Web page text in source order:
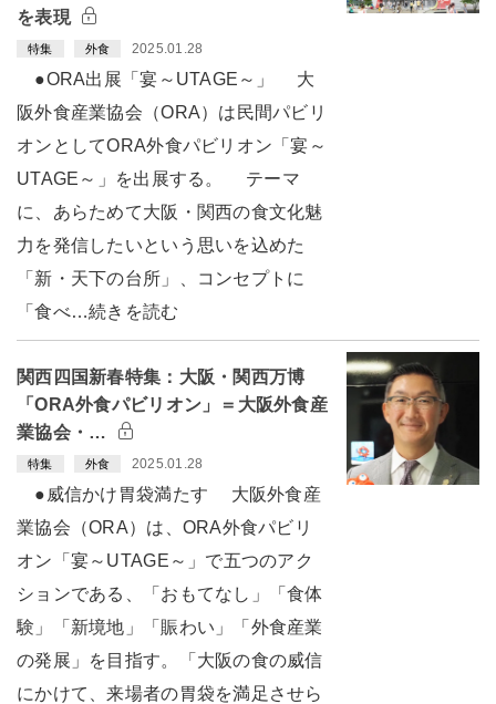
を表現
特集 外食 2025.01.28
●ORA出展「宴～UTAGE～」 大
阪外食産業協会（ORA）は民間パビリ
オンとしてORA外食パビリオン「宴～
UTAGE～」を出展する。 テーマ
に、あらためて大阪・関西の食文化魅
力を発信したいという思いを込めた
「新・天下の台所」、コンセプトに
「食べ…続きを読む
関西四国新春特集：大阪・関西万博
「ORA外食パビリオン」＝大阪外食産
業協会・…
特集 外食 2025.01.28
●威信かけ胃袋満たす 大阪外食産
業協会（ORA）は、ORA外食パビリ
オン「宴～UTAGE～」で五つのアク
ションである、「おもてなし」「食体
験」「新境地」「賑わい」「外食産業
の発展」を目指す。「大阪の食の威信
にかけて、来場者の胃袋を満足させら